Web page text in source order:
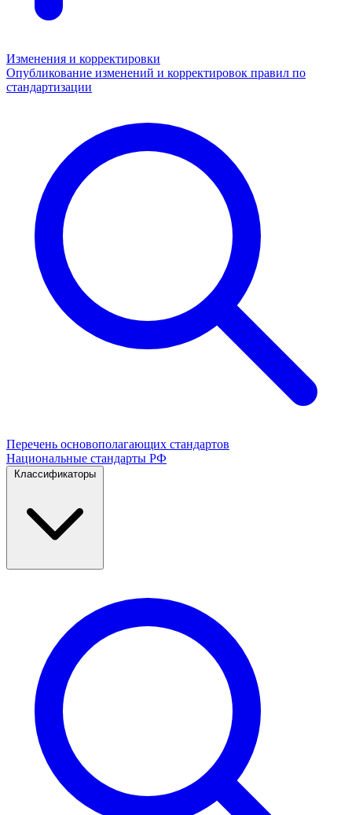
Изменения и корректировки
Опубликование изменений и корректировок правил по
стандартизации
Перечень основополагающих стандартов
Национальные стандарты РФ
Классификаторы